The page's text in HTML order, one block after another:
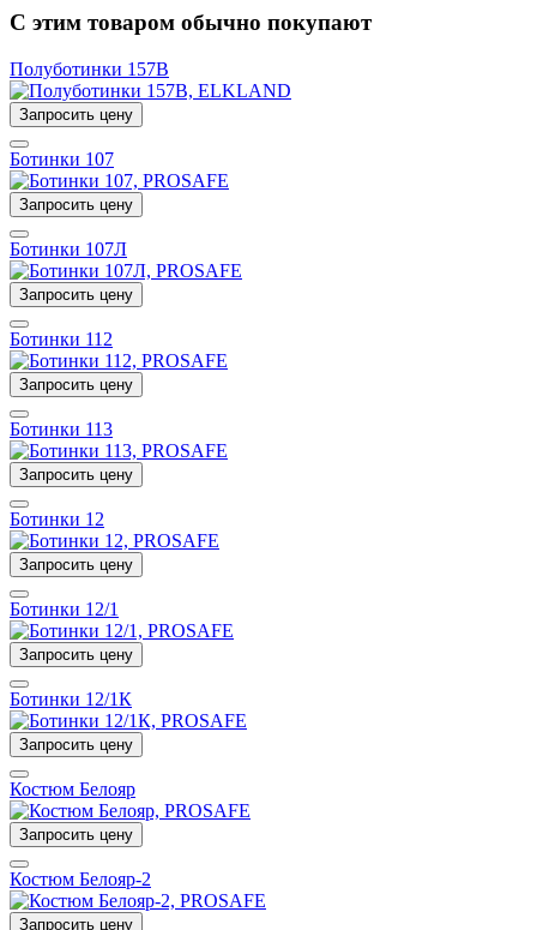
С этим товаром обычно покупают
Полуботинки 157B
Запросить цену
Ботинки 107
Запросить цену
Ботинки 107Л
Запросить цену
Ботинки 112
Запросить цену
Ботинки 113
Запросить цену
Ботинки 12
Запросить цену
Ботинки 12/1
Запросить цену
Ботинки 12/1К
Запросить цену
Костюм Белояр
Запросить цену
Костюм Белояр-2
Запросить цену